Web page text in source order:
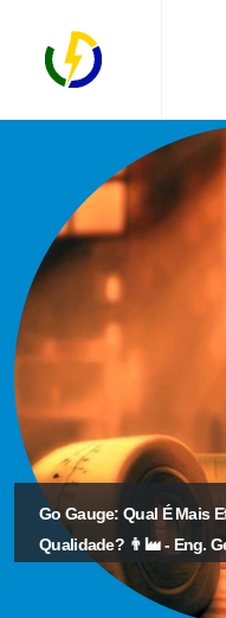
Go Gauge: Qual É Mais
Qualidade? 👨‍🏭 - Eng.